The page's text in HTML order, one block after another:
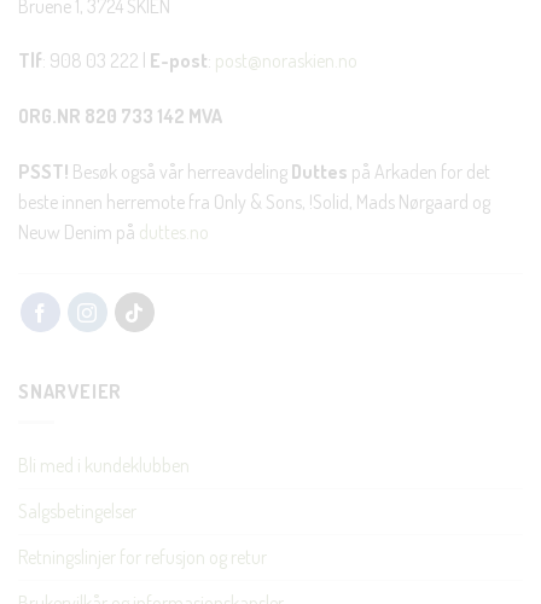
Bruene 1, 3724 SKIEN
Tlf: 908 03 222 | E-post: post@noraskien.no
ORG.NR 820 733 142 MVA
PSST! Besøk også vår herreavdeling Duttes på Arkaden for det
beste innen herremote fra Only & Sons, !Solid, Mads Nørgaard og
Neuw Denim på duttes.no
SNARVEIER
Bli med i kundeklubben
Salgsbetingelser
Retningslinjer for refusjon og retur